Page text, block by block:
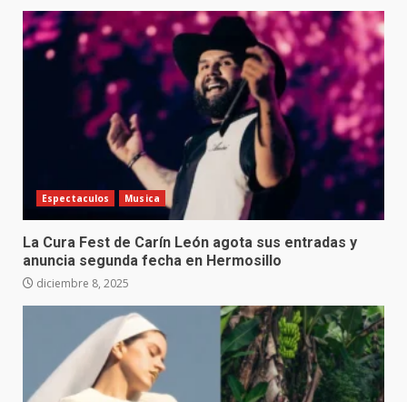
Espectaculos Musica
La Cura Fest de Carín León agota sus entradas y
anuncia segunda fecha en Hermosillo
diciembre 8, 2025